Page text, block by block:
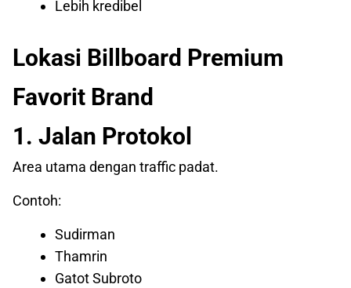
Lebih kredibel
Lokasi Billboard Premium
Favorit Brand
1. Jalan Protokol
Area utama dengan traffic padat.
Contoh:
Sudirman
Thamrin
Gatot Subroto